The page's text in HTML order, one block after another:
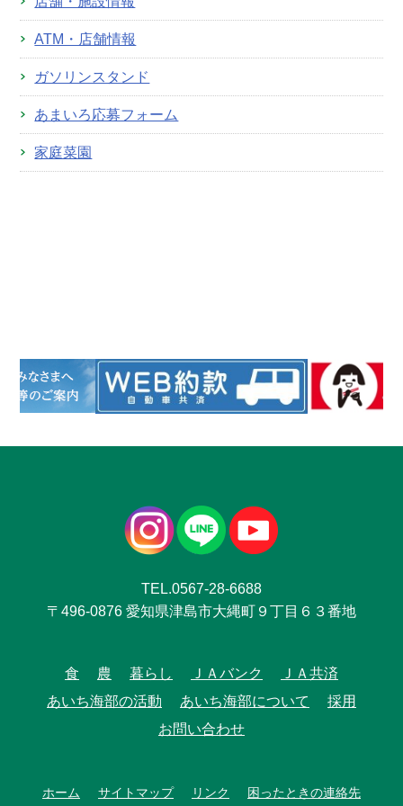
ATM・店舗情報
ガソリンスタンド
あまいろ応募フォーム
家庭菜園
TEL.0567-28-6688
〒496-0876 愛知県津島市大縄町９丁目６３番地
食 農 暮らし ＪＡバンク
ＪＡ共済
あいち海部の活動
あいち海部について
採用
お問い合わせ
ホーム サイトマップ リンク 困ったときの連絡先